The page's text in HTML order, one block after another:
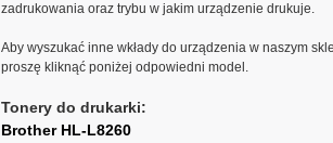
zadrukowania oraz trybu w jakim urządzenie drukuje.
Aby wyszukać inne wkłady do urządzenia w naszym
proszę kliknąć poniżej odpowiedni model.
Tonery do drukarki:
Brother HL-L8260